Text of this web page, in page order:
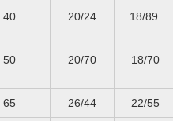
40 20/24 18/89
50 20/70 18/70
65 26/44 22/55